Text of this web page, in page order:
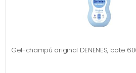
Gel-champú original DENENES, bote